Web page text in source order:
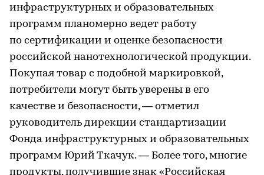
инфраструктурных и образовательных
программ планомерно ведет работу
по сертификации и оценке безопасности
российской нанотехнологической продукции.
Покупая товар с подобной маркировкой,
потребители могут быть уверены в его
качестве и безопасности, — отметил
руководитель дирекции стандартизации
Фонда инфраструктурных и образовательных
программ Юрий Ткачук. — Более того, многие
продукты, получившие знак «Российская